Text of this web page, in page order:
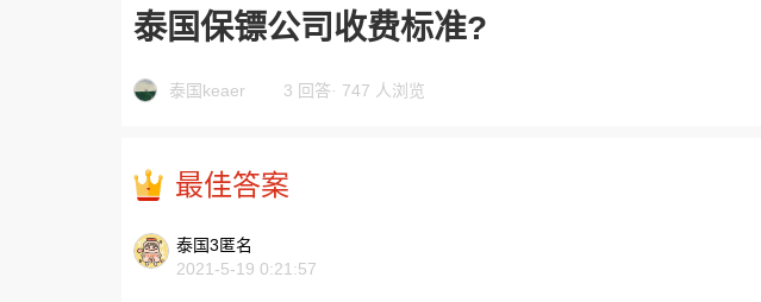
泰国保镖公司收费标准?
泰国keaer 3 回答· 747 人浏览
最佳答案
泰国3匿名
2021-5-19 0:21:57